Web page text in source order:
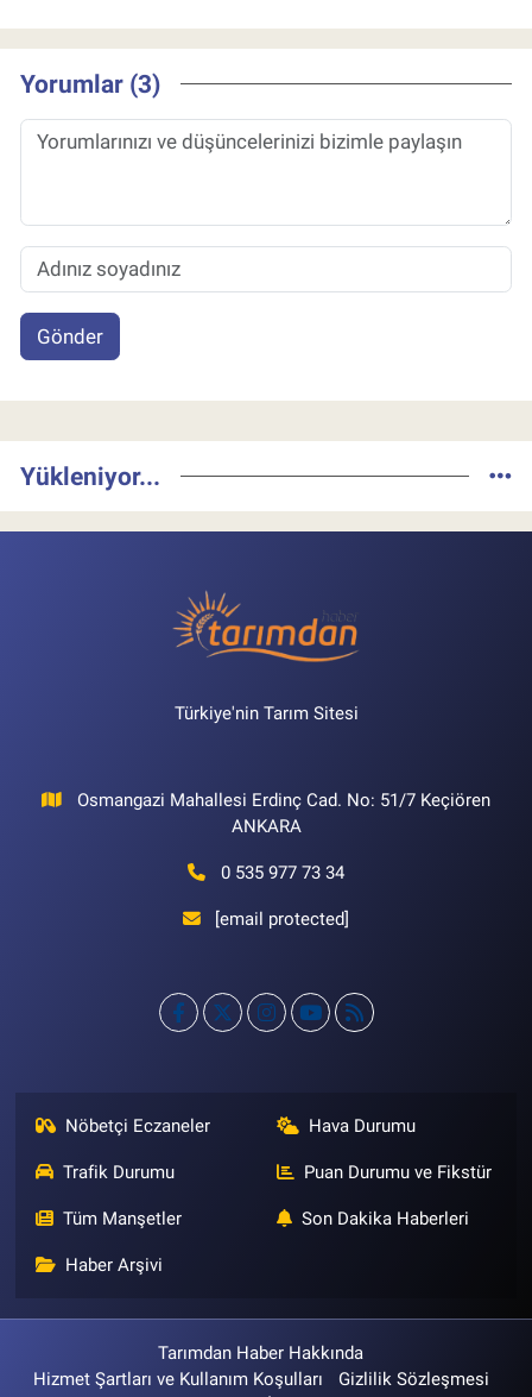
Yorumlar (3)
Gönder
Yükleniyor...
Türkiye'nin Tarım Sitesi
Osmangazi Mahallesi Erdinç Cad. No: 51/7 Keçiören
ANKARA
0 535 977 73 34
[email protected]
Nöbetçi Eczaneler Hava Durumu
Trafik Durumu Puan Durumu ve Fikstür
Tüm Manşetler Son Dakika Haberleri
Haber Arşivi
Tarımdan Haber Hakkında
Hizmet Şartları ve Kullanım Koşulları
Gizlilik Sözleşmesi